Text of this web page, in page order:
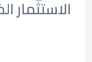
الاستثمار